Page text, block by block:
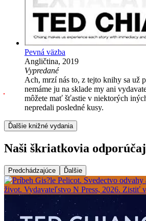
Pevná väzba
Angličtina, 2019
Vypredané
Ach, mrzí nás to, z tejto knihy sa už
nemáme ju na sklade my ani
môžete mať šťastie v niektorých
nepredali posledné kusy.
Ďalšie knižné vydania
Naši škriatkovia
Predchádzajúce Ďalšie